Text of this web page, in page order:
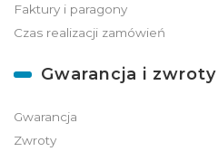
Faktury i paragony
Czas realizacji zamówień
Gwarancja i zwroty
Gwarancja
Zwroty